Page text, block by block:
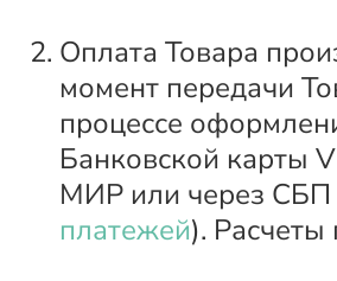
Оплата Товара
момент передачи
процессе
Банковской карты
МИР или через СБП
платежей). Расчеты